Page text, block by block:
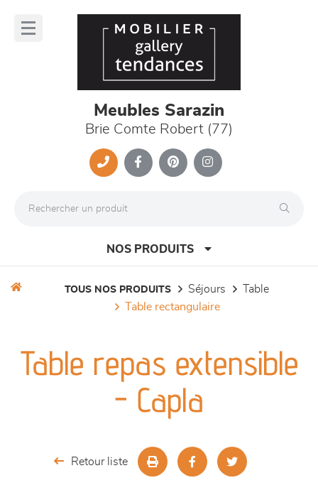
Meubles Sarazin
Brie Comte Robert (77)
NOS PRODUITS
séjours
meubles de complément
TOUS NOS PRODUITS séjours
table
table rectangulaire
Table repas extensible
- Capla
Retour liste